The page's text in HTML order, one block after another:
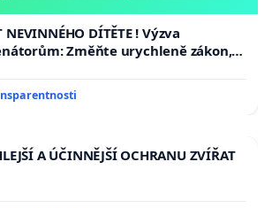
NEVINNÉHO DÍTĚTE ! Výzva
Změňte urychleně zákon,
malé Viktorky už nemohla opakovat!
A ÚČINNĚJŠÍ OCHRANU ZVÍŘAT